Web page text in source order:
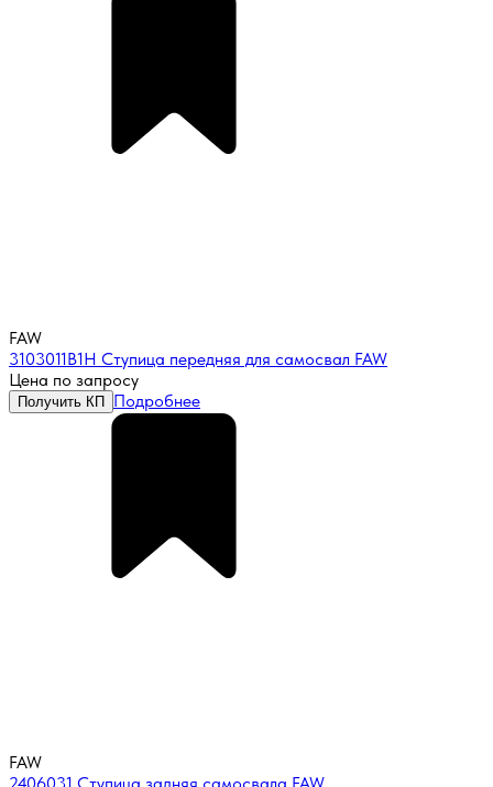
FAW
3103011B1H Ступица передняя для самосвал FAW
Цена по запросу
Получить КП Подробнее
FAW